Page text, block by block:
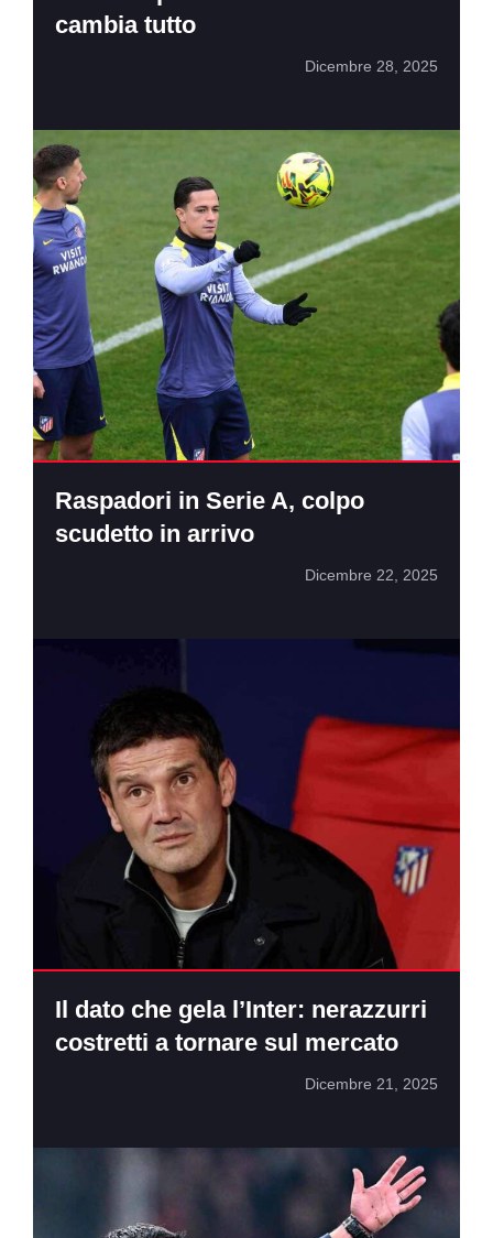
cambia tutto
Dicembre 28, 2025
Raspadori in Serie A, colpo
scudetto in arrivo
Dicembre 22, 2025
Il dato che gela l’Inter: nerazzurri
costretti a tornare sul mercato
Dicembre 21, 2025